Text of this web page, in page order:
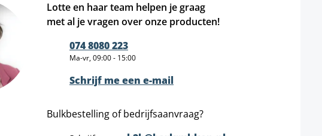
Lotte en haar team helpen je graag
met al je vragen over onze producten!
074 8080 223
Ma-vr, 09:00 - 15:00
Schrijf me een e-mail
Bulkbestelling of bedrijfsaanvraag?